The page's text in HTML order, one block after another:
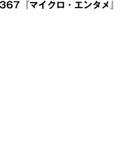
『マイクロ・エンタメ』